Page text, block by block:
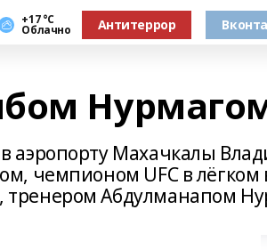
+17 °С
Облачно Антитеррор
аэропорту Махачкалы
чемпионом UFC в лёгком
тренером Абдулманапом